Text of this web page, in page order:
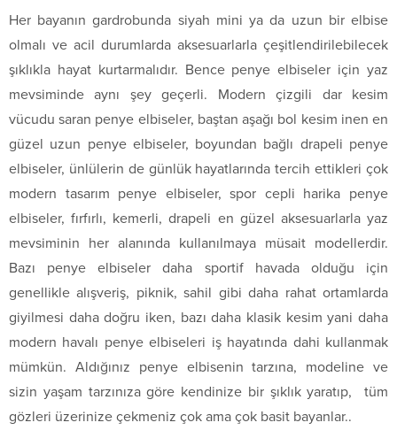
Her bayanın gardrobunda siyah mini ya da uzun bir elbise
olmalı ve acil durumlarda aksesuarlarla çeşitlendirilebilecek
şıklıkla hayat kurtarmalıdır. Bence penye elbiseler için yaz
mevsiminde aynı şey geçerli. Modern çizgili dar kesim
vücudu saran penye elbiseler, baştan aşağı bol kesim inen en
güzel uzun penye elbiseler, boyundan bağlı drapeli penye
elbiseler, ünlülerin de günlük hayatlarında tercih ettikleri çok
modern tasarım penye elbiseler, spor cepli harika penye
elbiseler, fırfırlı, kemerli, drapeli en güzel aksesuarlarla yaz
mevsiminin her alanında kullanılmaya müsait modellerdir.
Bazı penye elbiseler daha sportif havada olduğu için
genellikle alışveriş, piknik, sahil gibi daha rahat ortamlarda
giyilmesi daha doğru iken, bazı daha klasik kesim yani daha
modern havalı penye elbiseleri iş hayatında dahi kullanmak
mümkün. Aldığınız penye elbisenin tarzına, modeline ve
sizin yaşam tarzınıza göre kendinize bir şıklık yaratıp, tüm
gözleri üzerinize çekmeniz çok ama çok basit bayanlar..